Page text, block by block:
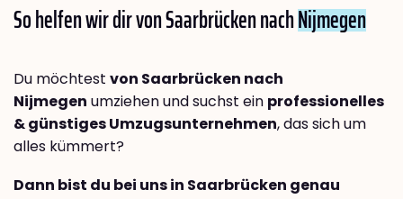
So helfen wir dir von Saarbrücken nachNijmegen
Du möchtest von Saarbrücken nach
Nijmegen umziehen und suchst ein professionelles
& günstiges Umzugsunternehmen, das sich um
alles kümmert?
Dann bist du bei uns in Saarbrücken genau